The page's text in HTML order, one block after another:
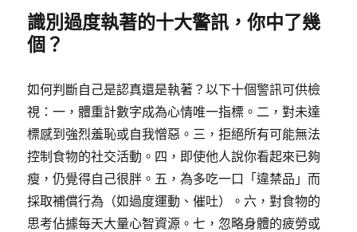
識別過度執著的十大警訊，你中了幾
個？
如何判斷自己是認真還是執著？以下十個警訊可供檢
視：一，體重計數字成為心情唯一指標。二，對未達
標感到強烈羞恥或自我憎惡。三，拒絕所有可能無法
控制食物的社交活動。四，即使他人說你看起來已夠
瘦，仍覺得自己很胖。五，為多吃一口「違禁品」而
採取補償行為（如過度運動、催吐）。六，對食物的
思考佔據每天大量心智資源。七，忽略身體的疲勞或